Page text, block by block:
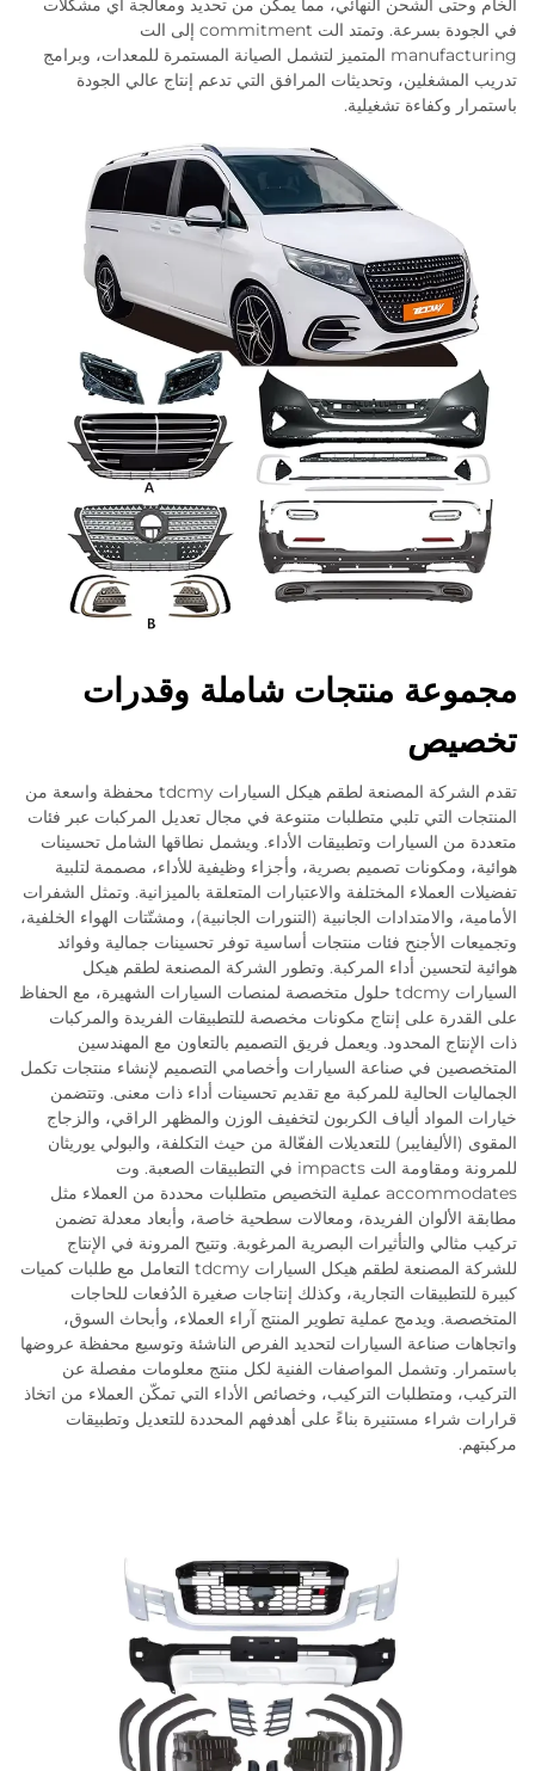
الخام وحتى الشحن النهائي، مما يمكّن من تحديد ومعالجة أي مشكلات
في الجودة بسرعة. وتمتد الت commitment إلى الت
manufacturing المتميز لتشمل الصيانة المستمرة للمعدات، وبرامج
تدريب المشغلين، وتحديثات المرافق التي تدعم إنتاج عالي الجودة
باستمرار وكفاءة تشغيلية.
مجموعة منتجات شاملة وقدرات
تخصيص
تقدم الشركة المصنعة لطقم هيكل السيارات tdcmy محفظة واسعة من
المنتجات التي تلبي متطلبات متنوعة في مجال تعديل المركبات عبر فئات
متعددة من السيارات وتطبيقات الأداء. ويشمل نطاقها الشامل تحسينات
هوائية، ومكونات تصميم بصرية، وأجزاء وظيفية للأداء، مصممة لتلبية
تفضيلات العملاء المختلفة والاعتبارات المتعلقة بالميزانية. وتمثل الشفرات
الأمامية، والامتدادات الجانبية (التنورات الجانبية)، ومشتّتات الهواء الخلفية،
وتجميعات الأجنح فئات منتجات أساسية توفر تحسينات جمالية وفوائد
هوائية لتحسين أداء المركبة. وتطور الشركة المصنعة لطقم هيكل
السيارات tdcmy حلول متخصصة لمنصات السيارات الشهيرة، مع الحفاظ
على القدرة على إنتاج مكونات مخصصة للتطبيقات الفريدة والمركبات
ذات الإنتاج المحدود. ويعمل فريق التصميم بالتعاون مع المهندسين
المتخصصين في صناعة السيارات وأخصامي التصميم لإنشاء منتجات تكمل
الجماليات الحالية للمركبة مع تقديم تحسينات أداء ذات معنى. وتتضمن
خيارات المواد ألياف الكربون لتخفيف الوزن والمظهر الراقي، والزجاج
المقوى (الأليفايبر) للتعديلات الفعّالة من حيث التكلفة، والبولي يوريثان
للمرونة ومقاومة الت impacts في التطبيقات الصعبة. وت
accommodates عملية التخصيص متطلبات محددة من العملاء مثل
مطابقة الألوان الفريدة، ومعالات سطحية خاصة، وأبعاد معدلة تضمن
تركيب مثالي والتأثيرات البصرية المرغوبة. وتتيح المرونة في الإنتاج
للشركة المصنعة لطقم هيكل السيارات tdcmy التعامل مع طلبات كميات
كبيرة للتطبيقات التجارية، وكذلك إنتاجات صغيرة الدُفعات للحاجات
المتخصصة. ويدمج عملية تطوير المنتج آراء العملاء، وأبحاث السوق،
واتجاهات صناعة السيارات لتحديد الفرص الناشئة وتوسيع محفظة عروضها
باستمرار. وتشمل المواصفات الفنية لكل منتج معلومات مفصلة عن
التركيب، ومتطلبات التركيب، وخصائص الأداء التي تمكّن العملاء من اتخاذ
قرارات شراء مستنيرة بناءً على أهدفهم المحددة للتعديل وتطبيقات
مركبتهم.